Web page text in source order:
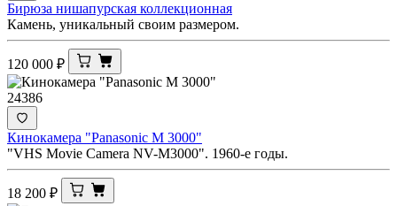
Бирюза нишапурская коллекционная
Камень, уникальный своим размером.
120 000 ₽
24386
Кинокамера "Panasonic M 3000"
"VHS Movie Camera NV-M3000". 1960-е годы.
18 200 ₽